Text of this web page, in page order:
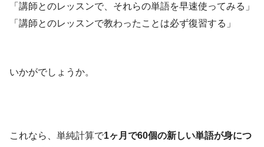
「講師とのレッスンで、それらの単語を早速使ってみる」
「講師とのレッスンで教わったことは必ず復習する」
いかがでしょうか。
これなら、単純計算で1ヶ月で60個の新しい単語が身につ